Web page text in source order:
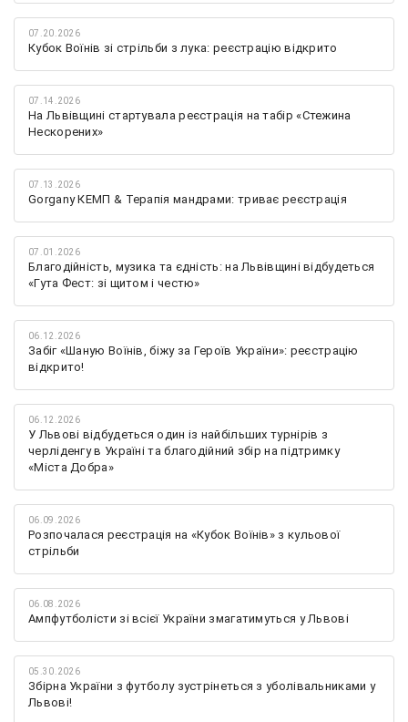
07.20.2026
Кубок Воїнів зі стрільби з лука: реєстрацію відкрито
07.14.2026
На Львівщині стартувала реєстрація на табір «Стежина
Нескорених»
07.13.2026
Gorgany КЕМП & Терапія мандрами: триває реєстрація
07.01.2026
Благодійність, музика та єдність: на Львівщині відбудеться
«Гута Фест: зі щитом і честю»
06.12.2026
Забіг «Шаную Воїнів, біжу за Героїв України»: реєстрацію
відкрито!
06.12.2026
У Львові відбудеться один із найбільших турнірів з
черліденгу в Україні та благодійний збір на підтримку
«Міста Добра»
06.09.2026
Розпочалася реєстрація на «Кубок Воїнів» з кульової
стрільби
06.08.2026
Ампфутболісти зі всієї України змагатимуться у Львові
05.30.2026
Збірна України з футболу зустрінеться з уболівальниками у
Львові!